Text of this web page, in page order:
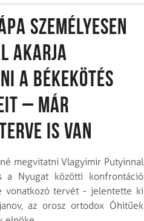
személyesen
akarja
a békekötés
– már
is van
megvitatni Vlagyimir Putyinnal
a Nyugat közötti konfrontáció
vonatkozó tervét - jelentette ki
az orosz ortodox Óhitűek